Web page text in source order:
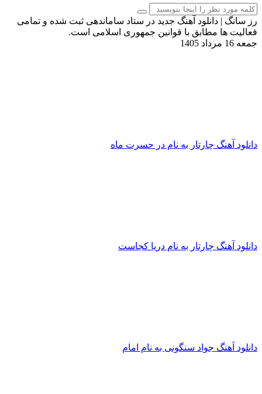
سانگ | دانلود آهنگ جدید در ستاد ساماندهی ثبت شده و تمامی
ها مطابق با قوانین جمهوری اسلامی است.
16 مرداد 1405
آهنگ چارتار به نام در حسرت ماه
آهنگ چارتار به نام دریا کجاست
آهنگ جواد سنگونی به نام امام